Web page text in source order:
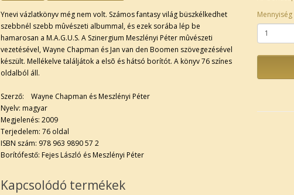
Ynevi vázlatkönyv még nem volt. Számos fantasy világ büszkélkedhet
szebbnél szebb mûvészeti albummal, és ezek sorába lép be
hamarosan a M.A.G.U.S. A Szinergium Meszlényi Péter mûvészeti
vezetésével, Wayne Chapman és Jan van den Boomen szövegezésével
készült. Mellékelve találjátok a elsõ és hátsó borítót. A könyv 76 színes
oldalból áll.
Szerző: Wayne Chapman és Meszlényi Péter
Nyelv: magyar
Megjelenés: 2009
Terjedelem: 76 oldal
ISBN szám: 978 963 9890 57 2
Borítófestő: Fejes László és Meszlényi Péter
Mennyiség
Kapcsolódó termékek